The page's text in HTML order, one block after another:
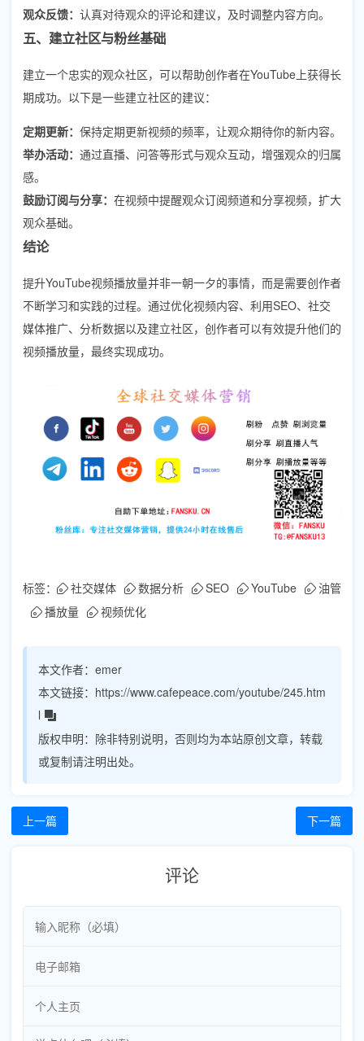
观众反馈： 认真对待观众的评论和建议，及时调整内容方向。
五、建立社区与粉丝基础
建立一个忠实的观众社区，可以帮助创作者在YouTube上获得长
期成功。以下是一些建立社区的建议：
定期更新： 保持定期更新视频的频率，让观众期待你的新内容。
举办活动： 通过直播、问答等形式与观众互动，增强观众的归属
感。
鼓励订阅与分享： 在视频中提醒观众订阅频道和分享视频，扩大
观众基础。
结论
提升YouTube视频播放量并非一朝一夕的事情，而是需要创作者
不断学习和实践的过程。通过优化视频内容、利用SEO、社交
媒体推广、分析数据以及建立社区，创作者可以有效提升他们的
视频播放量，最终实现成功。
标签： 社交媒体 数据分析 SEO YouTube
油管
播放量
视频优化
本文作者： emer
本文链接： https://www.cafepeace.com/youtube/245.htm
l
版权申明： 除非特别说明，否则均为本站原创文章，转载
或复制请注明出处。
上一篇 下一篇
评论